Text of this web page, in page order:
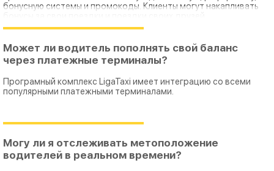
бонусную системы и промокоды. Клиенты могут накапливать
расплачиватся ими, а также получать скидки по программе
Может ли водитель пополнять свой баланс
через платежные терминалы?
Програмный комплекс LigaTaxi имеет интеграцию со всеми
популярными платежными терминалами.
Могу ли я отслеживать метоположение
водителей в реальном времени?